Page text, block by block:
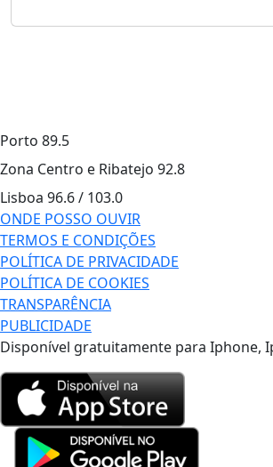
Porto 89.5
Zona Centro e Ribatejo 92.8
Lisboa 96.6 / 103.0
ONDE POSSO OUVIR
TERMOS E CONDIÇÕES
POLÍTICA DE PRIVACIDADE
POLÍTICA DE COOKIES
TRANSPARÊNCIA
PUBLICIDADE
Disponível gratuitamente para Iphone,